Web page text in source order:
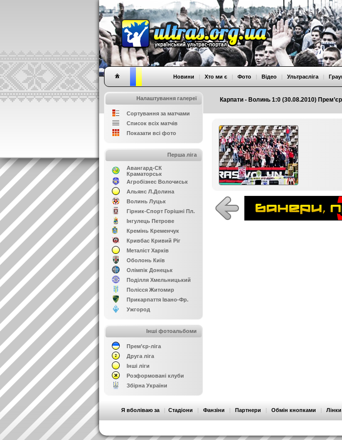
Карпати - Волинь 1:0 (30.08.2010)
Новини | Хто ми є | Фото | Відео | Ультрасліга |
Налаштування галереї
Сортування за матчами
Список всіх матчів
Показати всі фото
Перша ліга
Авангард-СК
Краматорськ
Агробізнес Волочиськ
Альянс Л.Долина
Волинь Луцьк
Гірник-Спорт Горішні Пл.
Інгулець Петрове
Кремінь Кременчук
Кривбас Кривий Ріг
Металіст Харків
Оболонь Київ
Олімпік Донецьк
Поділля Хмельницький
Полісся Житомир
Прикарпаття Івано-Фр.
Ужгород
Інші фотоальбоми
Прем’єр-ліга
Друга ліга
Інші ліги
Розформовані клуби
Збірна України
Я вболіваю за | Стадіони | Фанзіни | Партнери | Обмін кнопками | Лінки